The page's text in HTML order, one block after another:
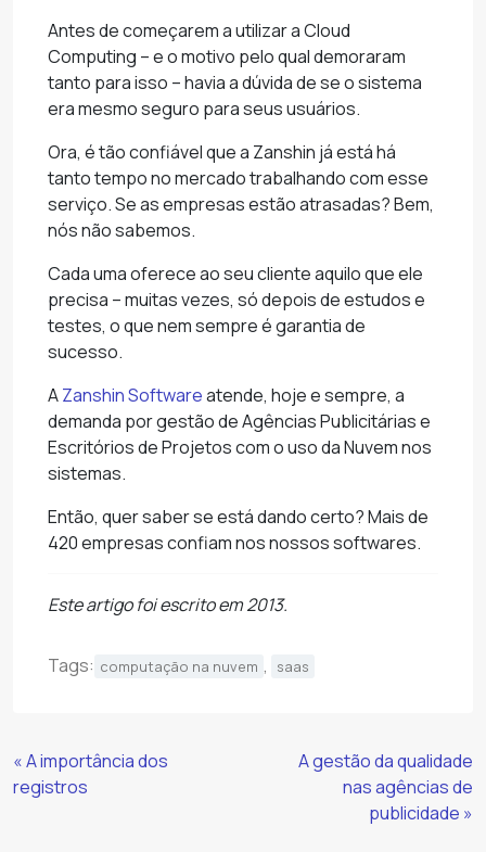
Antes de começarem a utilizar a Cloud
Computing – e o motivo pelo qual demoraram
tanto para isso – havia a dúvida de se o sistema
era mesmo seguro para seus usuários.
Ora, é tão confiável que a Zanshin já está há
tanto tempo no mercado trabalhando com esse
serviço. Se as empresas estão atrasadas? Bem,
nós não sabemos.
Cada uma oferece ao seu cliente aquilo que ele
precisa – muitas vezes, só depois de estudos e
testes, o que nem sempre é garantia de
sucesso.
AZanshin Softwareatende, hoje e sempre, a
demanda por gestão de Agências Publicitárias e
Escritórios de Projetos com o uso da Nuvem nos
sistemas.
Então, quer saber se está dando certo? Mais de
420 empresas confiam nos nossos softwares.
Este artigo foi escrito em 2013.
Tags: computação na nuvem , saas
Continue
Lendo
« A importância dos
registros
A gestão da qualidade
nas agências de
publicidade »